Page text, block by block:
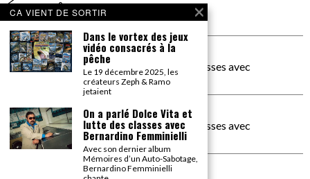
PACÔME THIELLEMENT
La séance d’Hip Gnose
La Patrie
dans
On a parlé Dolce Vita et lutte des classes avec
Bernardino Femminielli
carte noire negra à l'o tiededans
On a parlé Dolce Vita et lutte des classes avec
Bernardino Femminielli
moise et son mascarédans
CA VIENT DE SORTIR
Dans le vortex des jeux
vidéo consacrés à la
pêche
Le 19 décembre 2025, les
créateurs Zeph & Ramo
jetaient
On a parlé Dolce Vita et
lutte des classes avec
Bernardino Femminielli
Avec son dernier album
Mémoires d’un Auto-Sabotage,
Bernardino Femminielli